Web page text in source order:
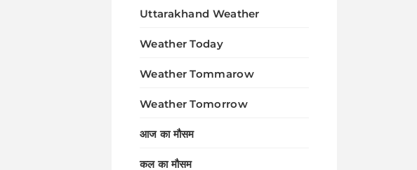
Uttarakhand Weather
Weather Today
Weather Tommarow
Weather Tomorrow
आज का मौसम
कल का मौसम